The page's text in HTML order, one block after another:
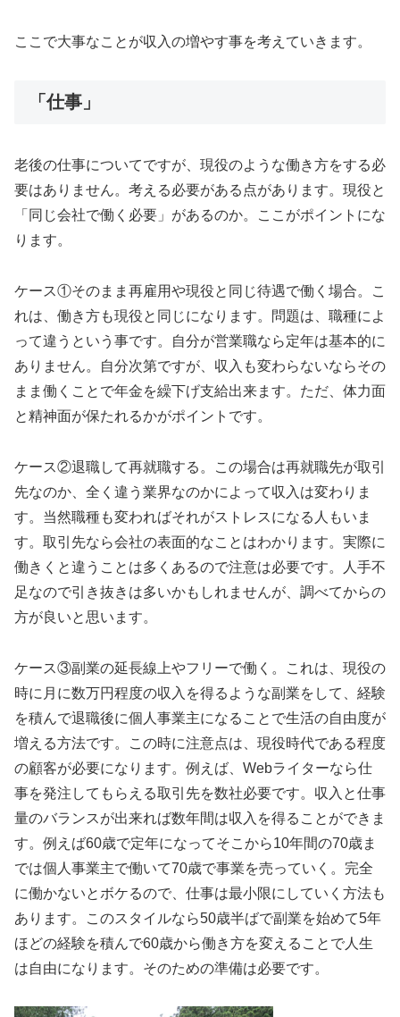
ここで大事なことが収入の増やす事を考えていきます。
「仕事」
老後の仕事についてですが、現役のような働き方をする必
要はありません。考える必要がある点があります。現役と
「同じ会社で働く必要」があるのか。ここがポイントにな
ります。
ケース①そのまま再雇用や現役と同じ待遇で働く場合。こ
れは、働き方も現役と同じになります。問題は、職種によ
って違うという事です。自分が営業職なら定年は基本的に
ありません。自分次第ですが、収入も変わらないならその
まま働くことで年金を繰下げ支給出来ます。ただ、体力面
と精神面が保たれるかがポイントです。
ケース②退職して再就職する。この場合は再就職先が取引
先なのか、全く違う業界なのかによって収入は変わりま
す。当然職種も変わればそれがストレスになる人もいま
す。取引先なら会社の表面的なことはわかります。実際に
働きくと違うことは多くあるので注意は必要です。人手不
足なので引き抜きは多いかもしれませんが、調べてからの
方が良いと思います。
ケース③副業の延長線上やフリーで働く。これは、現役の
時に月に数万円程度の収入を得るような副業をして、経験
を積んで退職後に個人事業主になることで生活の自由度が
増える方法です。この時に注意点は、現役時代である程度
の顧客が必要になります。例えば、Webライターなら仕
事を発注してもらえる取引先を数社必要です。収入と仕事
量のバランスが出来れば数年間は収入を得ることができま
す。例えば60歳で定年になってそこから10年間の70歳ま
では個人事業主で働いて70歳で事業を売っていく。完全
に働かないとボケるので、仕事は最小限にしていく方法も
あります。このスタイルなら50歳半ばで副業を始めて5年
ほどの経験を積んで60歳から働き方を変えることで人生
は自由になります。そのための準備は必要です。